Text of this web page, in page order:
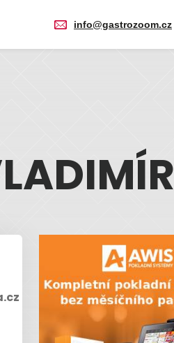
info@gastrozoom.cz